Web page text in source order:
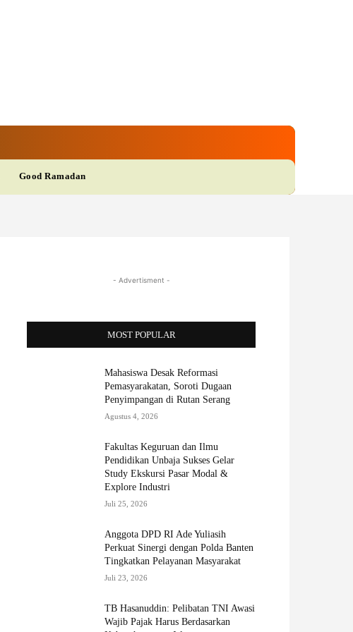
Good Ramadan
- Advertisment -
MOST POPULAR
Mahasiswa Desak Reformasi
Pemasyarakatan, Soroti Dugaan
Penyimpangan di Rutan Serang
Agustus 4, 2026
Fakultas Keguruan dan Ilmu
Pendidikan Unbaja Sukses Gelar
Study Ekskursi Pasar Modal &
Explore Industri
Juli 25, 2026
Anggota DPD RI Ade Yuliasih
Perkuat Sinergi dengan Polda Banten
Tingkatkan Pelayanan Masyarakat
Juli 23, 2026
TB Hasanuddin: Pelibatan TNI Awasi
Wajib Pajak Harus Berdasarkan